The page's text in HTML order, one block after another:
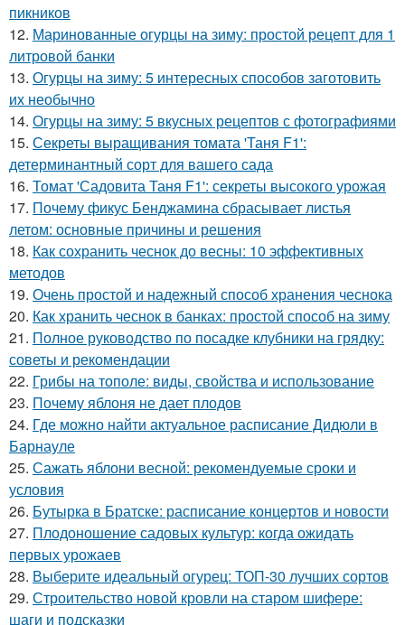
пикников
12. Маринованные огурцы на зиму: простой рецепт для 1
литровой банки
13. Огурцы на зиму: 5 интересных способов заготовить
их необычно
14. Огурцы на зиму: 5 вкусных рецептов с фотографиями
15. Секреты выращивания томата 'Таня F1':
детерминантный сорт для вашего сада
16. Томат 'Садовита Таня F1': секреты высокого урожая
17. Почему фикус Бенджамина сбрасывает листья
летом: основные причины и решения
18. Как сохранить чеснок до весны: 10 эффективных
методов
19. Очень простой и надежный способ хранения чеснока
20. Как хранить чеснок в банках: простой способ на зиму
21. Полное руководство по посадке клубники на грядку:
советы и рекомендации
22. Грибы на тополе: виды, свойства и использование
23. Почему яблоня не дает плодов
24. Где можно найти актуальное расписание Дидюли в
Барнауле
25. Сажать яблони весной: рекомендуемые сроки и
условия
26. Бутырка в Братске: расписание концертов и новости
27. Плодоношение садовых культур: когда ожидать
первых урожаев
28. Выберите идеальный огурец: ТОП-30 лучших сортов
29. Строительство новой кровли на старом шифере:
шаги и подсказки